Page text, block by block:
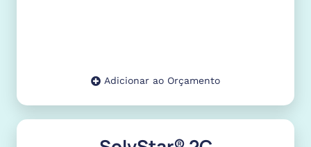
Adicionar ao Orçamento